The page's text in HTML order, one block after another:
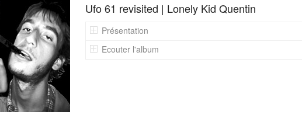
Ufo 61 revisited | Lonely Kid Quentin
Présentation
Ecouter l'album